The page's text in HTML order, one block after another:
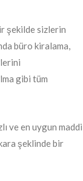
şekilde sizlerin
büro kiralama,
gibi tüm
ve en uygun maddi
şeklinde bir